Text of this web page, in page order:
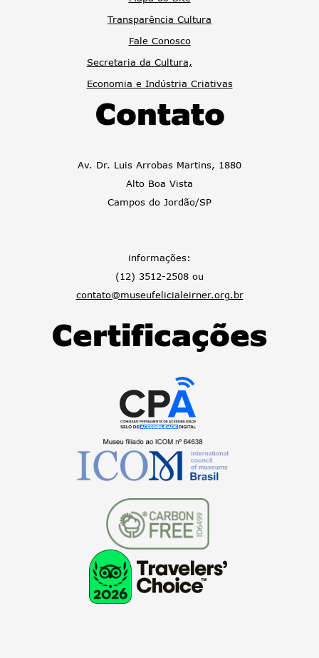
Transparência Cultura
Fale Conosco
Secretaria da Cultura,
Economia e Indústria Criativas
Contato
Av. Dr. Luis Arrobas Martins, 1880
Alto Boa Vista
Campos do Jordão/SP
informações:
(12) 3512-2508 ou
contato@museufelicialeirner.org.br
Certificações